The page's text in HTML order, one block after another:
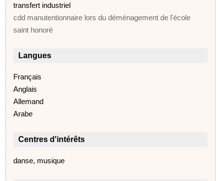
transfert industriel
cdd manutentionnaire lors du déménagement de l'école
saint honoré
Langues
Français
Anglais
Allemand
Arabe
Centres d'intérêts
danse, musique